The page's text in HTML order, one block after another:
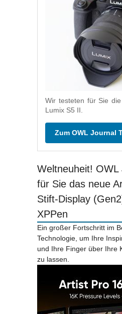
Wir testeten für Sie
Lumix S5 II.
Zum OWL Journal
Weltneuheit!
für Sie das neue
Stift-Display
XPPen
Ein großer Fortschritt im
Technologie, um Ihre
und Ihre Finger über Ihre
zu lassen.